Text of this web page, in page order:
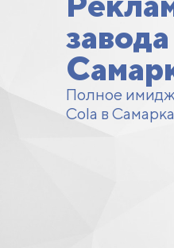
Полное
Cola в